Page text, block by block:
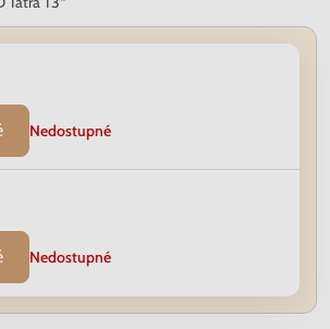
Nedostupné
Nedostupné